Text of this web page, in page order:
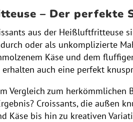
– Der perfekte
aus der Heißluftfritteuse
oder als unkomplizierte
Käse und dem
auch eine perfekt
Vergleich zum
Croissants, die außen
bis hin zu kreativen